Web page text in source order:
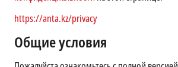
https://anta.kz/privacy
Общие условия